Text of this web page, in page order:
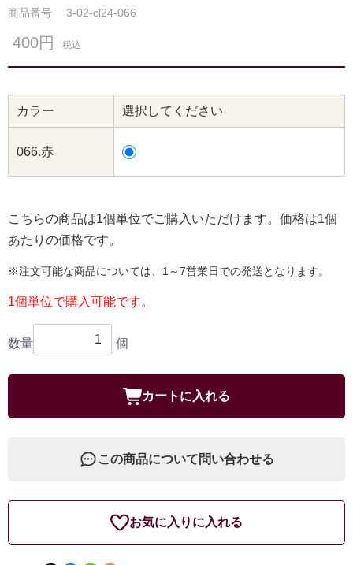
商品番号 3-02-cl24-066
400円 税込
カラー 選択してください
066.赤
こちらの商品は1個単位でご購入いただけます。価格は1個
あたりの価格です。
※注文可能な商品については、1～7営業日での発送となります。
1個単位で購入可能です。
数量 個
カートに入れる
この商品について問い合わせる
お気に入りに入れる